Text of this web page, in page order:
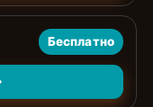
Бесплатно